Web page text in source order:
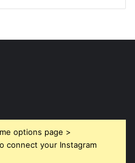
options page >
connect your Instagram